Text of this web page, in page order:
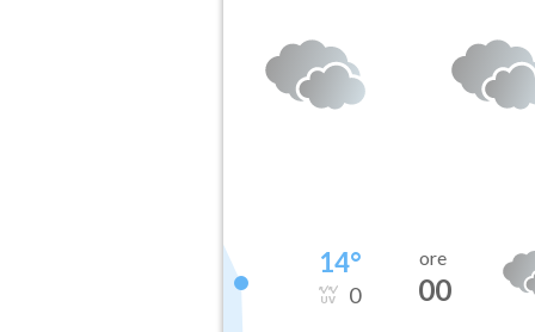
14°
0
ore
00